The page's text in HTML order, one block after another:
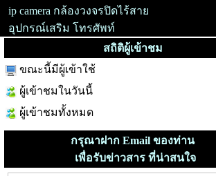
ip camera กล้องวงจรปิดไร้สาย
อุปกรณ์เสริม โทรศัพท์
สถิติผู้เข้าชม
ขณะนี้มีผู้เข้าใช้
ผู้เข้าชมในวันนี้
ผู้เข้าชมทั้งหมด
กรุณาฝาก Email ของท่าน
เพื่อรับข่าวสาร ที่น่าสนใจ